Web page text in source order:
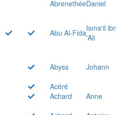
AbrenethéeDaniel
Abu Al-FidaIsma'il
'Ali
Abyss
Johann
Acéré
Achard
Anne